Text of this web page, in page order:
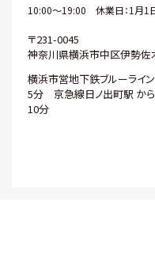
10:00～19:00 休業日：1月1
〒231-0045
神奈川県横浜市中区伊勢佐
横浜市営地下鉄ブルーライ
5分 京急線日ノ出町駅 か
10分